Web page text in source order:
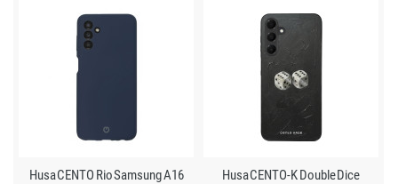
Husa CENTO Rio Samsung A16
Husa CENTO-K Double Dice